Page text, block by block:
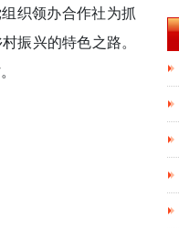
织领办合作社为抓
振兴的特色之路。